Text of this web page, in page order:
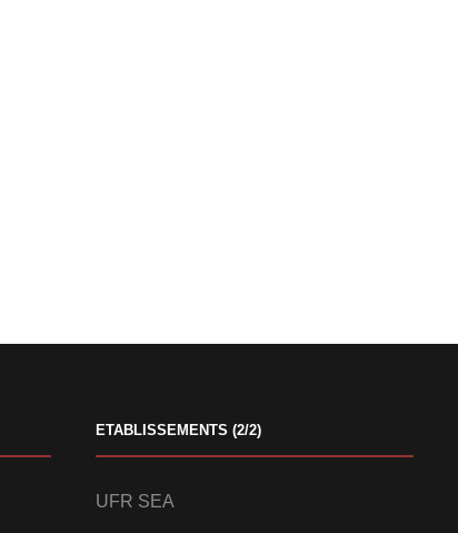
ETABLISSEMENTS (2/2)
UFR SEA